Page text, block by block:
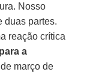
Nosso
duas partes.
reação crítica
a
março de